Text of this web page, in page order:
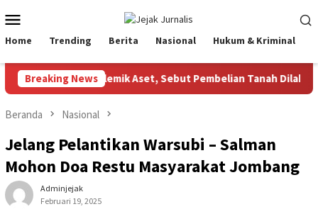
ke
kontenMobile
Home Trending Berita Nasional Hukum & Kriminal
Breaking News
Klarifikasi Polemik Aset, Sebut Pembelian Tanah Dilakukan
Beranda Nasional
Jelang Pelantikan Warsubi – Salman
Mohon Doa Restu Masyarakat Jombang
Adminjejak
Februari 19, 2025